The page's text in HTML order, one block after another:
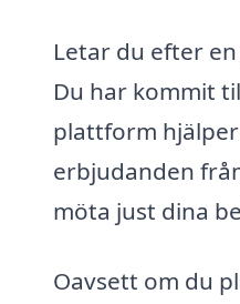
Letar du efter
Du har kommit
plattform
erbjudanden
möta just dina
Oavsett om du